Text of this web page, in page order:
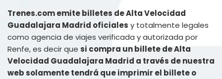
Trenes.com emite billetes de Alta Velocidad
Guadalajara Madrid oficiales y totalmente legales
como agencia de viajes verificada y autorizada por
Renfe, es decir que si compra un billete de Alta
Velocidad Guadalajara Madrid a través de nuestra
web solamente tendrá que imprimir el billete o